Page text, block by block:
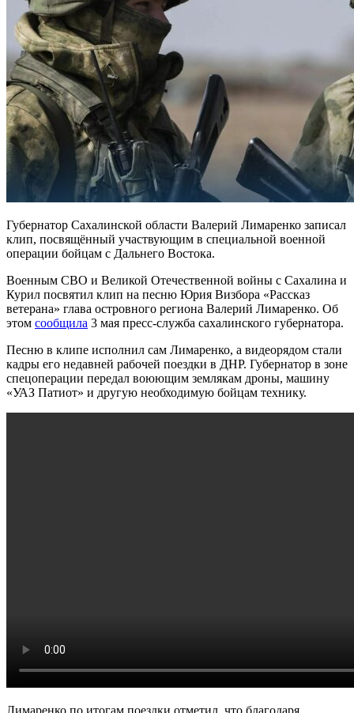
Губернатор Сахалинской области Валерий Лимаренко записал
клип, посвящённый участвующим в специальной военной
операции бойцам с Дальнего Востока.
Военным СВО и Великой Отечественной войны с Сахалина и
Курил посвятил клип на песню Юрия Визбора «Рассказ
ветерана» глава островного региона Валерий Лимаренко. Об
этом сообщила 3 мая пресс-служба сахалинского губернатора.
Песню в клипе исполнил сам Лимаренко, а видеорядом стали
кадры его недавней рабочей поездки в ДНР. Губернатор в зоне
спецоперации передал воюющим землякам дроны, машину
«УАЗ Патиот» и другую необходимую бойцам технику.
Лимаренко по итогам поездки отметил, что благодаря